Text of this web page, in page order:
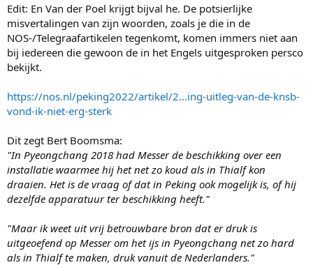
Edit: En Van der Poel krijgt bijval he. De potsierlijke
misvertalingen van zijn woorden, zoals je die in de
NOS-/Telegraafartikelen tegenkomt, komen immers niet aan
bij iedereen die gewoon de in het Engels uitgesproken persco
bekijkt.
https://nos.nl/peking2022/artikel/2...ing-uitleg-van-de-knsb-
vond-ik-niet-erg-sterk
Dit zegt Bert Boomsma:
"In Pyeongchang 2018 had Messer de beschikking over een
installatie waarmee hij het net zo koud als in Thialf kon
draaien. Het is de vraag of dat in Peking ook mogelijk is, of hij
dezelfde apparatuur ter beschikking heeft."
"Maar ik weet uit vrij betrouwbare bron dat er druk is
uitgeoefend op Messer om het ijs in Pyeongchang net zo hard
als in Thialf te maken, druk vanuit de Nederlanders."